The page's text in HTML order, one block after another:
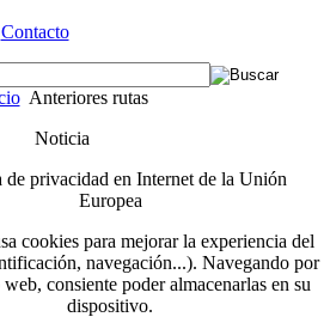
Contacto
Anteriores rutas
Noticia
de privacidad en Internet de la Unión
Europea
cookies para mejorar la experiencia del
navegación...). Navegando por
consiente poder almacenarlas en su
dispositivo.